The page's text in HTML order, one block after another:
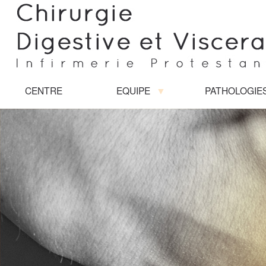
CENTRE EQUIPE